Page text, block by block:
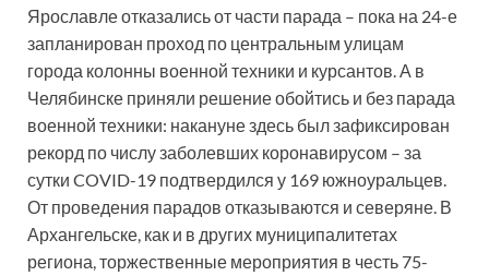
Ярославле отказались от части парада – пока на 24-е
запланирован проход по центральным улицам
города колонны военной техники и курсантов. А в
Челябинске приняли решение обойтись и без парада
военной техники: накануне здесь был зафиксирован
рекорд по числу заболевших коронавирусом – за
сутки COVID-19 подтвердился у 169 южноуральцев.
От проведения парадов отказываются и северяне. В
Архангельске, как и в других муниципалитетах
региона, торжественные мероприятия в честь 75-